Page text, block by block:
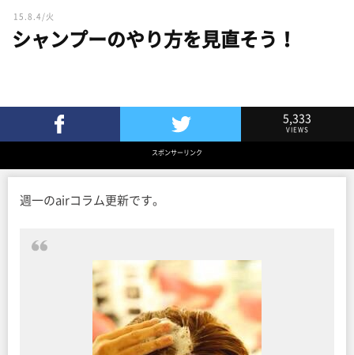
15.8.4/火
シャンプーのやり方を見直そう！
Twitterでツイート
5,333
VIEWS
スポンサーリンク
週一のairコラム更新です。